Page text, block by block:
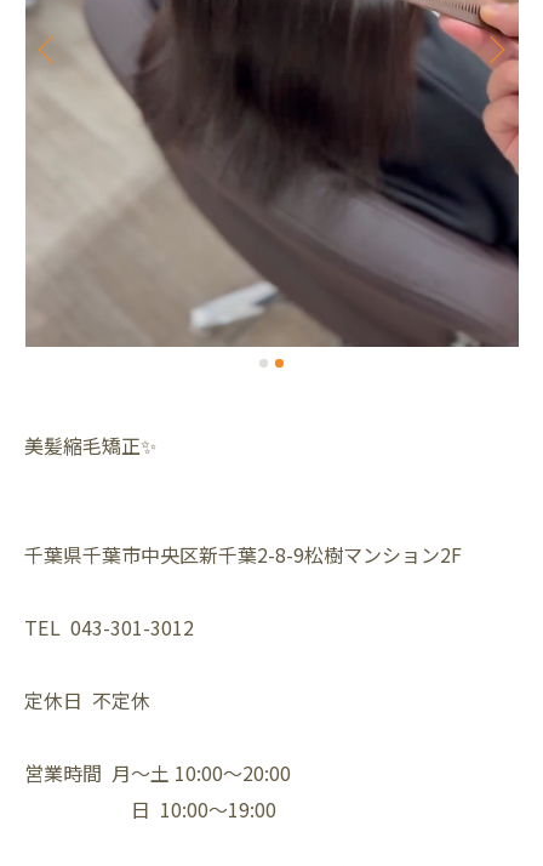
美髪縮毛矯正✨️
千葉県千葉市中央区新千葉2-8-9松樹マンション2F⁡
TEL 043-301-3012⁡
定休日 不定休⁡
営業時間 月〜土 10:00〜20:00⁡
日 10:00〜19:00⁡